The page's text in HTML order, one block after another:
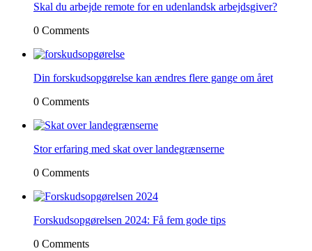
Skal du arbejde remote for en udenlandsk arbejdsgiver?
0 Comments
Din forskudsopgørelse kan ændres flere gange om året
0 Comments
Stor erfaring med skat over landegrænserne
0 Comments
Forskudsopgørelsen 2024: Få fem gode tips
0 Comments